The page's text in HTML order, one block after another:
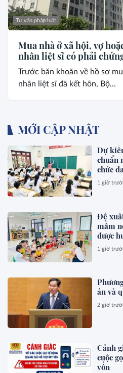
Tư vấn pháp luật
Mua nhà ở xã hội, vợ
nhân liệt sĩ có phải
Trước băn khoăn về hồ sơ
nhân liệt sĩ đã kết hôn, Bộ...
MỚI CẬP NHẬT
Dự
chuẩn
chức
1 giờ
Đề
mầm
được
1 giờ
án và
2 giờ
Cảnh
cuộc
vốn